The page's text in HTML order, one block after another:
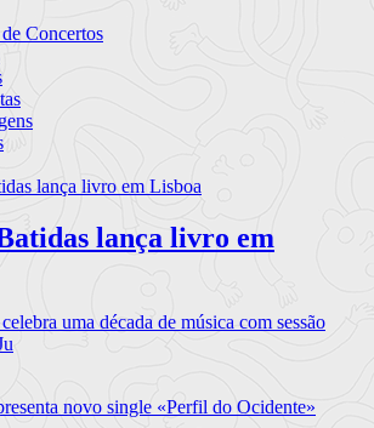
Concertos
lança livro em
uma década de música com sessão